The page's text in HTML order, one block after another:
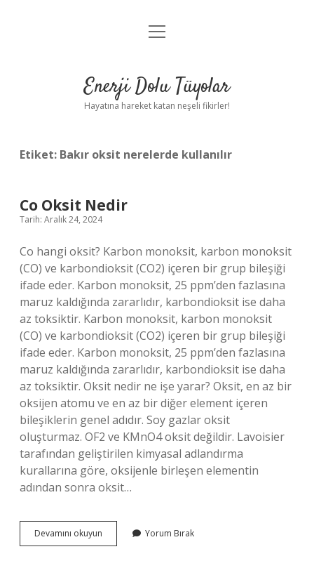
Anasayfa
Yasal Uyarı
menüyü
Enerji Dolu Tüyolar
Hayatına hareket katan neşeli fikirler!
Etiket: Bakır oksit nerelerde kullanılır
Co Oksit Nedir
Tarih: Aralık 24, 2024
Co hangi oksit? Karbon monoksit, karbon monoksit
(CO) ve karbondioksit (CO2) içeren bir grup bileşiği
ifade eder. Karbon monoksit, 25 ppm’den fazlasına
maruz kaldığında zararlıdır, karbondioksit ise daha
az toksiktir. Karbon monoksit, karbon monoksit
(CO) ve karbondioksit (CO2) içeren bir grup bileşiği
ifade eder. Karbon monoksit, 25 ppm’den fazlasına
maruz kaldığında zararlıdır, karbondioksit ise daha
az toksiktir. Oksit nedir ne işe yarar? Oksit, en az bir
oksijen atomu ve en az bir diğer element içeren
bileşiklerin genel adıdır. Soy gazlar oksit
oluşturmaz. OF2 ve KMnO4 oksit değildir. Lavoisier
tarafından geliştirilen kimyasal adlandırma
kurallarına göre, oksijenle birleşen elementin
adından sonra oksit…
Devamını okuyun
Oksit
Yorum Bırak